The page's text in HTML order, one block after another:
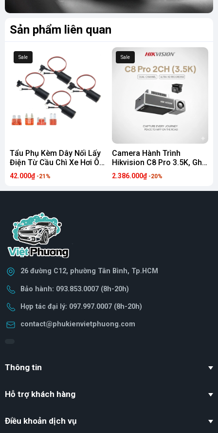
Sản phẩm liên quan
Sale
Tẩu Phụ Kèm Dây Nối Lấy
Điện Từ Cầu Chì Xe Hơi Ô
Tô Cấp Nguồn Cho
Camera Hành Trình, Máy
Bơm Lốp, ..
42.000₫ -21%
Sale
Camera Hành Trình
Hikvision C8 Pro 3.5K, Ghi
Hình Siêu Nét, Hỗ Trợ
ADAS, GPS, Wifi 5, 4G
Chính Hãng
2.386.000₫ -20%
26 đường C12, phường Tân Bình, Tp.HCM
Bảo hành: 093.853.0007 (8h-20h)
Hợp tác đại lý: 097.997.0007 (8h-20h)
contact@phukienvietphuong.com
Thông tin
Hỗ trợ khách hàng
Điều khoản dịch vụ